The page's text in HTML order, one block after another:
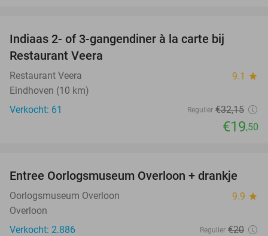
Indiaas 2- of 3-gangendiner à la carte bij
Restaurant Veera
Restaurant Veera 9.1 star
Eindhoven (10 km)
Verkocht: 61
Regulier €32,15
€19,50
15%
Entree Oorlogsmuseum Overloon + drankje
Oorlogsmuseum Overloon 9.9 star
Overloon
Verkocht: 2.886
Regulier €20